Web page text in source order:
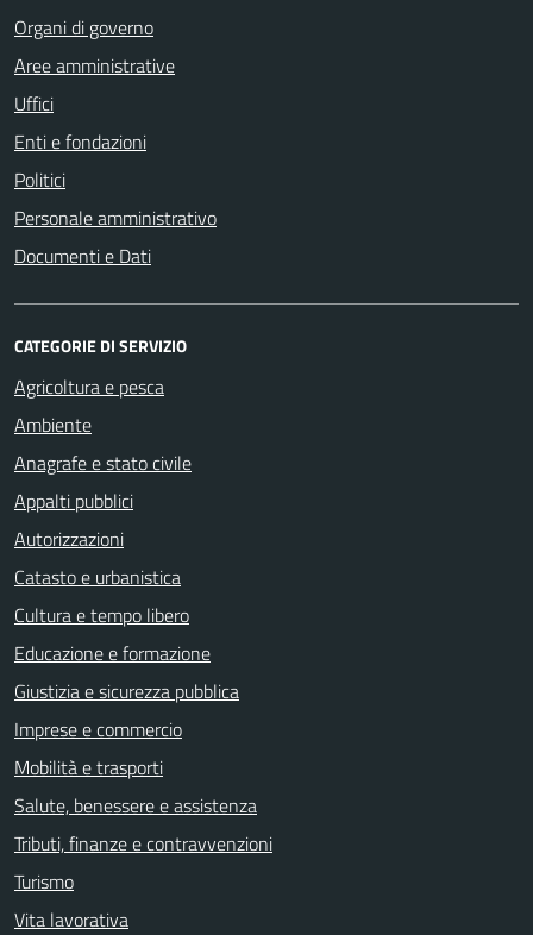
Organi di governo
Aree amministrative
Uffici
Enti e fondazioni
Politici
Personale amministrativo
Documenti e Dati
CATEGORIE DI SERVIZIO
Agricoltura e pesca
Ambiente
Anagrafe e stato civile
Appalti pubblici
Autorizzazioni
Catasto e urbanistica
Cultura e tempo libero
Educazione e formazione
Giustizia e sicurezza pubblica
Imprese e commercio
Mobilità e trasporti
Salute, benessere e assistenza
Tributi, finanze e contravvenzioni
Turismo
Vita lavorativa